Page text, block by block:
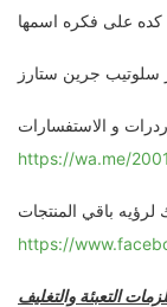
على فكره اسمها
https://wa.me/
https://